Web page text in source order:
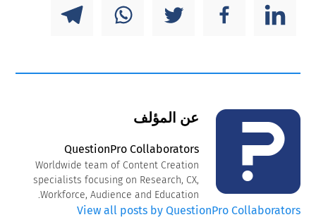
عن المؤلف
QuestionPro Collaborators
Worldwide team of Content Creation
specialists focusing on Research, CX,
Workforce, Audience and Education.
View all posts by QuestionPro Collaborators